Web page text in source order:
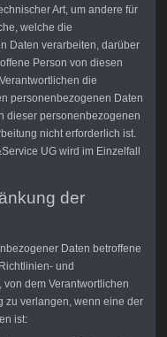
Art, um andere für
welche die
Daten verarbeiten, darüber
Person von diesen
die
personenbezogenen Daten
dieser personenbezogenen
nicht erforderlich ist.
UG wird im Einzelfall
der
Daten betroffene
und
dem Verantwortlichen
zu verlangen, wenn eine der
ist: